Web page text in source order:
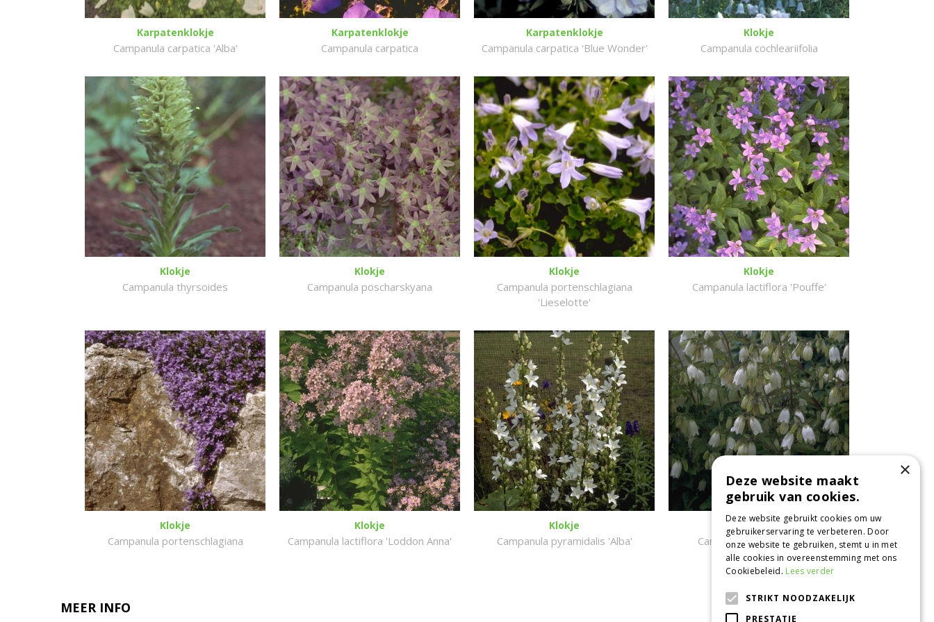
Karpatenklokje
Campanula carpatica 'Alba'
Karpatenklokje
Campanula carpatica
Karpatenklokje
Campanula carpatica 'Blue Wonder'
Klokje
Campanula cochleariifolia
Klokje
Campanula thyrsoides
Klokje
Campanula poscharskyana
Klokje
Campanula portenschlagiana
'Lieselotte'
Klokje
Campanula lactiflora 'Pouffe'
Klokje
Campanula portenschlagiana
Klokje
Campanula lactiflora 'Loddon Anna'
Klokje
Campanula pyramidalis 'Alba'
Klokje
Campanula punctata 'Alba'
MEER INFO CONTACT
×
Deze website maakt
gebruik van cookies.
Deze website gebruikt cookies om uw
gebruikerservaring te verbeteren. Door
onze website te gebruiken, stemt u in met
alle cookies in overeenstemming met ons
Cookiebeleid. Lees verder
STRIKT NOODZAKELIJK
PRESTATIE